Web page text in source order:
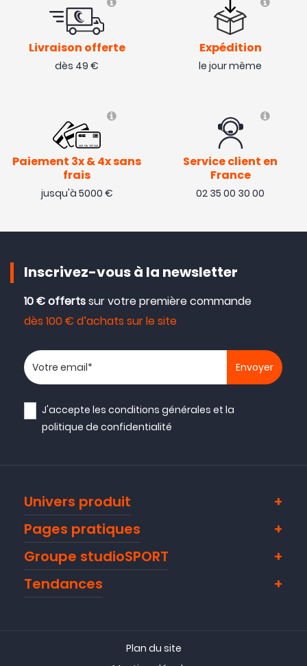
Livraison offerte
dès 49 €
Expédition
le jour même
Paiement 3x & 4x sans
frais
jusqu'à 5000 €
Service client en
France
02 35 00 30 00
Inscrivez-vous à la newsletter
10 € offertssur votre première commande
dès 100 € d’achats sur le site
Votre adresse email
J'accepte lesconditions générales et la
politique de confidentialité
Univers produit
Pages pratiques
Groupe studioSPORT
Tendances
Plan du site